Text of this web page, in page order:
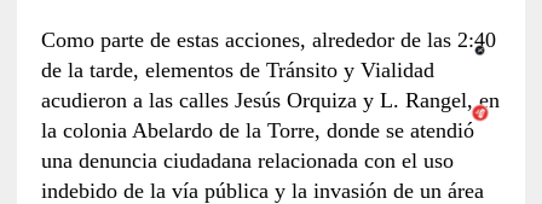
Como parte de estas acciones, alrededor de las 2:40
de la tarde, elementos de Tránsito y Vialidad
acudieron a las calles Jesús Orquiza y L. Rangel, en
la colonia Abelardo de la Torre, donde se atendió
una denuncia ciudadana relacionada con el uso
indebido de la vía pública y la invasión de un área